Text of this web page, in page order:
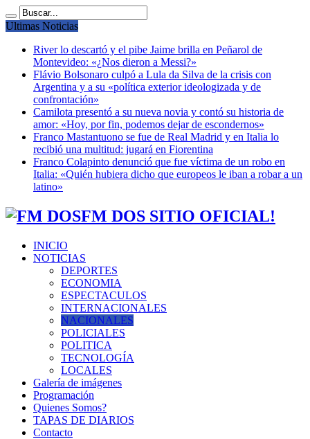
Ultimas Noticias
River lo descartó y el pibe Jaime brilla en Peñarol de
Montevideo: «¿Nos dieron a Messi?»
Flávio Bolsonaro culpó a Lula da Silva de la crisis con
Argentina y a su «política exterior ideologizada y de
confrontación»
Camilota presentó a su nueva novia y contó su historia de
amor: «Hoy, por fin, podemos dejar de escondernos»
Franco Mastantuono se fue de Real Madrid y en Italia lo
recibió una multitud: jugará en Fiorentina
Franco Colapinto denunció que fue víctima de un robo en
Italia: «Quién hubiera dicho que europeos le iban a robar a un
latino»
FM DOS SITIO OFICIAL!
INICIO
NOTICIAS
DEPORTES
ECONOMIA
ESPECTACULOS
INTERNACIONALES
NACIONALES
POLICIALES
POLITICA
TECNOLOGÍA
LOCALES
Galería de imágenes
Programación
Quienes Somos?
TAPAS DE DIARIOS
Contacto